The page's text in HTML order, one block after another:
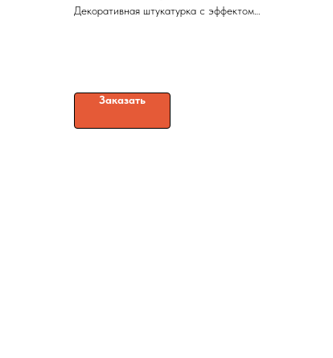
Декоративная штукатурка с эффектом
Заказать